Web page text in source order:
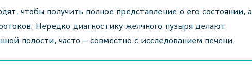
чтобы получить полное представление о его состоянии, а
Нередко диагностику желчного пузыря делают
полости, часто — совместно с исследованием печени.